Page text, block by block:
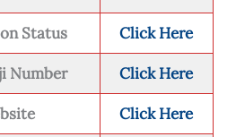
Status Click Here
Number Click Here
Click Here